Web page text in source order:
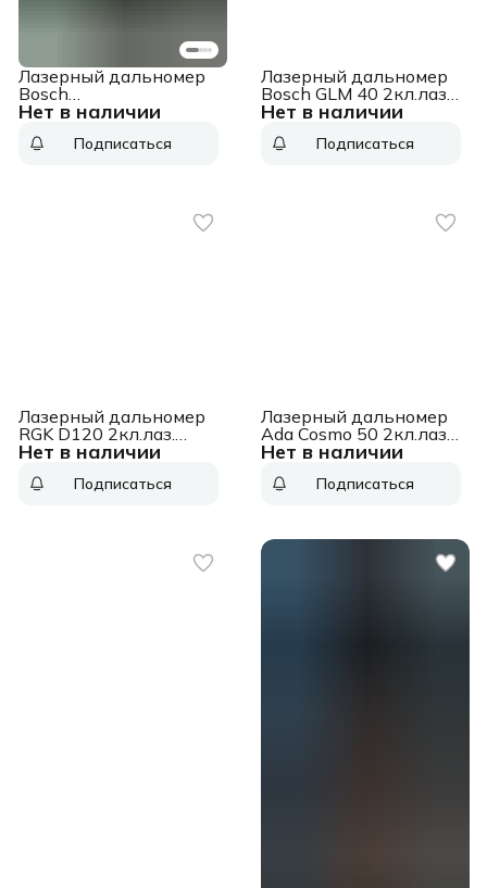
Нет в наличии
Лазерный дальномер
Bosch
UniversalDistance 50
красный (603672801)
Подписаться
Нет в наличии
Лазерный дальномер
Bosch GLM 40 2кл.лаз.
635нм (0601072900)
Подписаться
Нет в наличии
Лазерный дальномер
RGK D120 2кл.лаз.
635нм цв.луч. красный
Подписаться
Нет в наличии
Лазерный дальномер
Ada Cosmo 50 2кл.лаз.
635нм цв.луч. красный
Подписаться